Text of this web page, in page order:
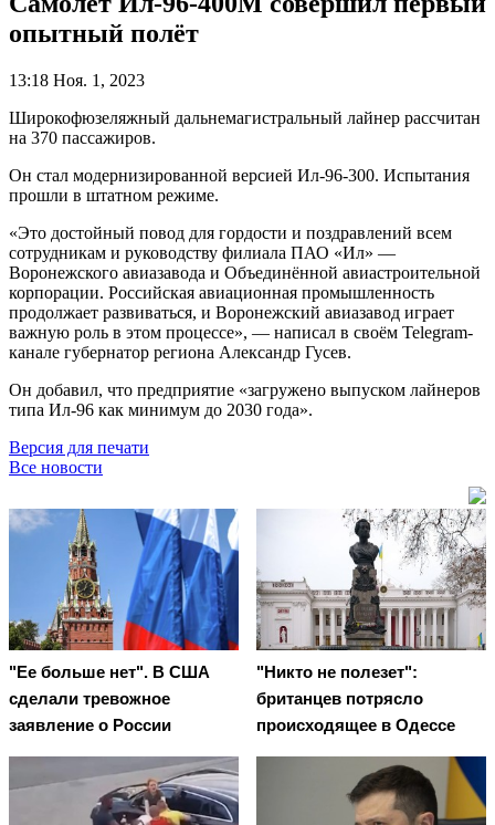
опытный полёт
13:18 Ноя. 1, 2023
Широкофюзеляжный дальнемагистральный лайнер рассчитан
на 370 пассажиров.
Он стал модернизированной версией Ил-96-300. Испытания
прошли в штатном режиме.
«Это достойный повод для гордости и поздравлений всем
сотрудникам и руководству филиала ПАО «Ил» —
Воронежского авиазавода и Объединённой авиастроительной
корпорации. Российская авиационная промышленность
продолжает развиваться, и Воронежский авиазавод играет
важную роль в этом процессе», — написал в своём Telegram-
канале губернатор региона Александр Гусев.
Он добавил, что предприятие «загружено выпуском лайнеров
типа Ил-96 как минимум до 2030 года».
Версия для печати
Все новости
"Ее больше нет". В США
сделали тревожное
заявление о России
"Никто не полезет":
британцев потрясло
происходящее в Одессе